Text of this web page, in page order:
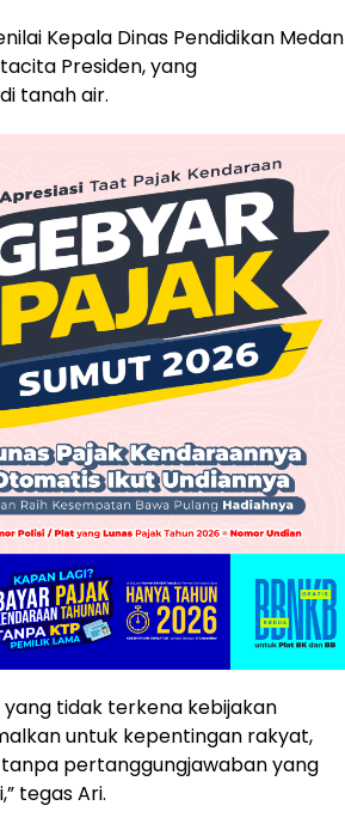
Kepala Dinas Pendidikan Medan
Presiden, yang
tanah air.
tidak terkena kebijakan
untuk kepentingan rakyat,
pertanggungjawaban yang
tegas Ari.